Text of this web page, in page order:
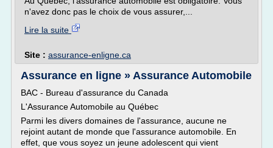
n'avez donc pas le choix de vous assurer,...
Lire la suite
Site : assurance-enligne.ca
Assurance en ligne » Assurance Automobile
BAC - Bureau d'assurance du Canada
L'Assurance Automobile au Québec
Parmi les divers domaines de l'assurance, aucune ne
rejoint autant de monde que l'assurance automobile. En
effet, que vous soyez un jeune adolescent qui vient